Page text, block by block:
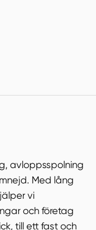
avloppsspolning
Med lång
vi
och företag
till ett fast och